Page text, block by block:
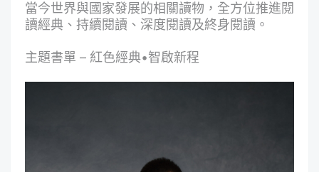
當今世界與國家發展的相關讀物，全方位推進閱
讀經典、持續閱讀、深度閱讀及終身閱讀。
主題書單 – 紅色經典•智啟新程